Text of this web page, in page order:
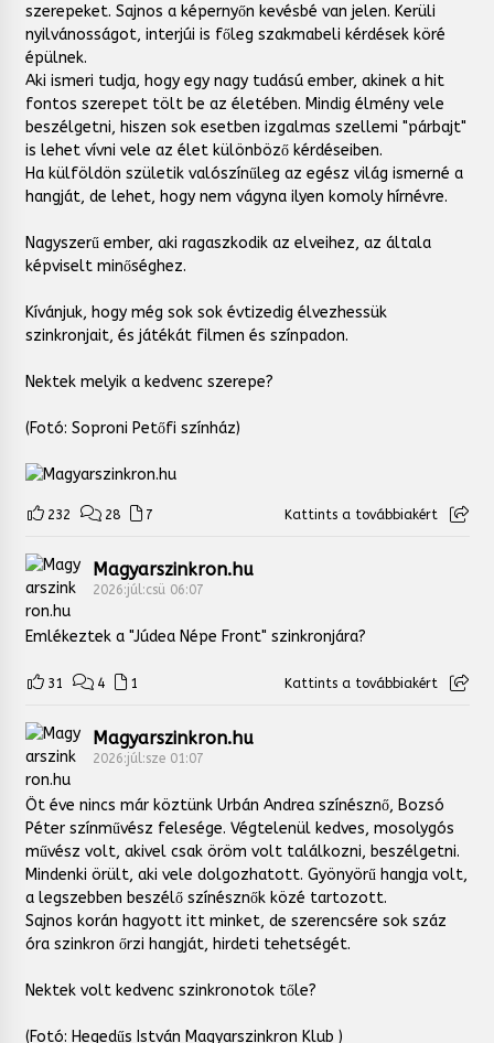
szerepeket. Sajnos a képernyőn kevésbé van jelen. Kerüli
nyilvánosságot, interjúi is főleg szakmabeli kérdések köré
épülnek.
Aki ismeri tudja, hogy egy nagy tudású ember, akinek a hit
fontos szerepet tölt be az életében. Mindig élmény vele
beszélgetni, hiszen sok esetben izgalmas szellemi "párbajt"
is lehet vívni vele az élet különböző kérdéseiben.
Ha külföldön születik valószínűleg az egész világ ismerné a
hangját, de lehet, hogy nem vágyna ilyen komoly hírnévre.
Nagyszerű ember, aki ragaszkodik az elveihez, az általa
képviselt minőséghez.
Kívánjuk, hogy még sok sok évtizedig élvezhessük
szinkronjait, és játékát filmen és színpadon.
Nektek melyik a kedvenc szerepe?
(Fotó: Soproni Petőfi színház)
232 28 7 Kattints a továbbiakért
Magyarszinkron.hu
2026:júl:csü 06:07
Emlékeztek a "Júdea Népe Front" szinkronjára?
31 4 1 Kattints a továbbiakért
Magyarszinkron.hu
2026:júl:sze 01:07
Öt éve nincs már köztünk Urbán Andrea színésznő, Bozsó
Péter színművész felesége. Végtelenül kedves, mosolygós
művész volt, akivel csak öröm volt találkozni, beszélgetni.
Mindenki örült, aki vele dolgozhatott. Gyönyörű hangja volt,
a legszebben beszélő színésznők közé tartozott.
Sajnos korán hagyott itt minket, de szerencsére sok száz
óra szinkron őrzi hangját, hirdeti tehetségét.
Nektek volt kedvenc szinkronotok tőle?
(Fotó: Hegedűs István Magyarszinkron Klub )